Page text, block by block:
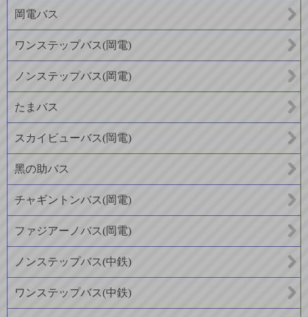
岡電バス
ワンステップバス(岡電)
ノンステップバス(岡電)
たまバス
スカイビューバス(岡電)
黑の助バス
チャギントンバス(岡電)
ファジアーノバス(岡電)
ノンステップバス(中鉄)
ワンステップバス(中鉄)